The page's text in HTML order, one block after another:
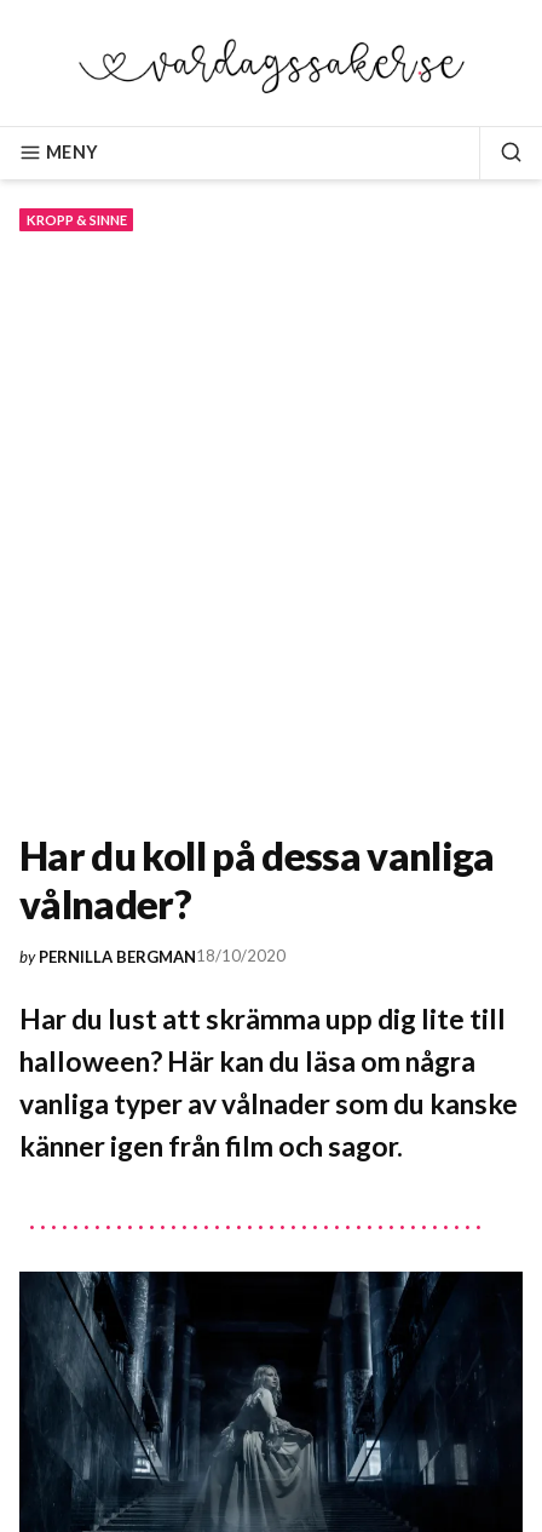
VARDAGSSAKER.SE
MENY
KROPP & SINNE
Har du koll på dessa vanliga
vålnader?
by PERNILLA BERGMAN18/10/2020
Har du lust att skrämma upp dig lite till
halloween? Här kan du läsa om några
vanliga typer av vålnader som du kanske
känner igen från film och sagor.